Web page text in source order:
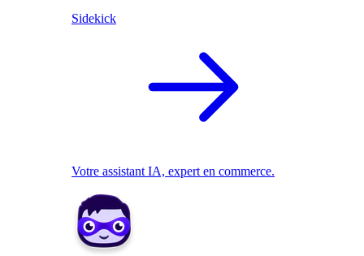
Sidekick
Votre assistant IA, expert en commerce.